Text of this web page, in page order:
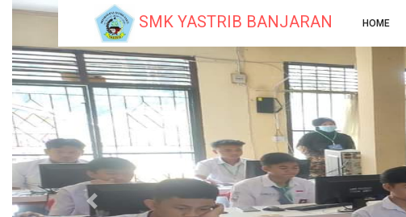
SMK YASTRIB BANJARAN HOME
Previous